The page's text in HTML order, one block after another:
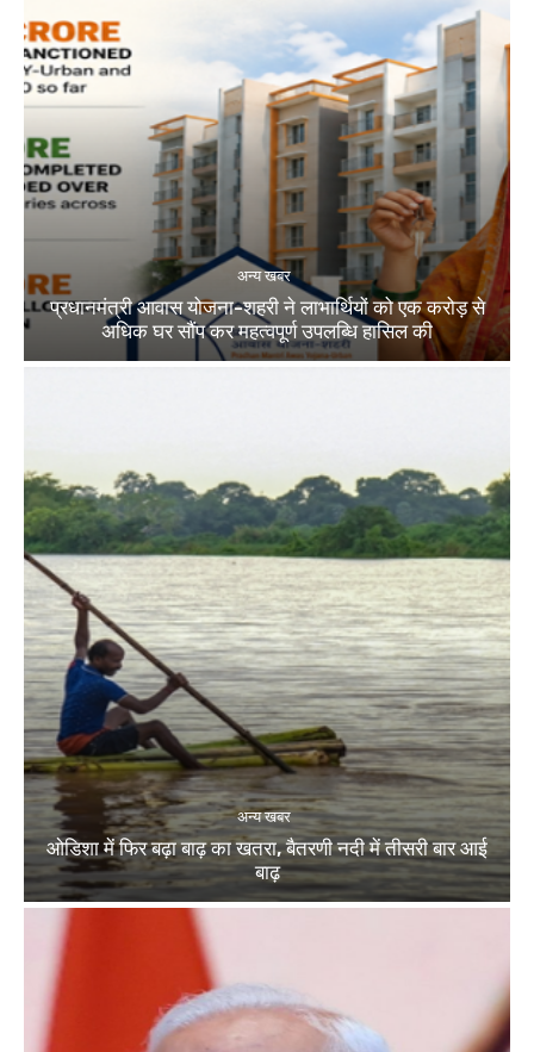
अन्य खबर
प्रधानमंत्री आवास योजना-शहरी ने लाभार्थियों को एक करोड़ से
अधिक घर सौंप कर महत्वपूर्ण उपलब्धि हासिल की
अन्य खबर
ओडिशा में फिर बढ़ा बाढ़ का खतरा, बैतरणी नदी में तीसरी बार आई
बाढ़